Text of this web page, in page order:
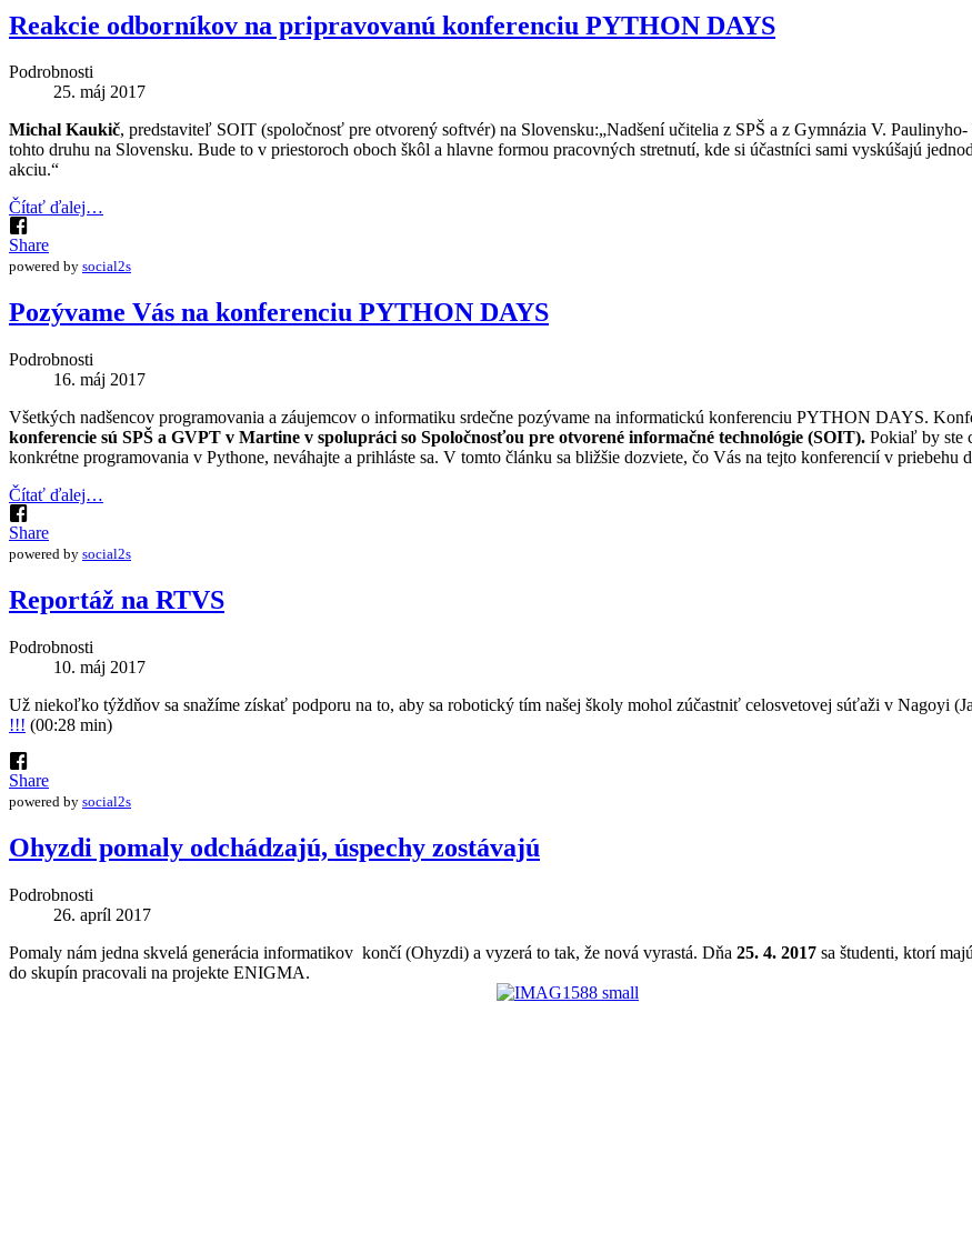
Reakcie odborníkov na pripravovanú konferenciu PYTHON DAYS
Podrobnosti
25. máj 2017
Michal Kaukič, predstaviteľ SOIT (spoločnosť pre otvorený softvér) na Slovensku:„Nadšení učitelia z SPŠ a z Gymnázia V.
tohto druhu na Slovensku. Bude to v priestoroch oboch škôl a hlavne formou pracovných stretnutí, kde si účastníci sami vyskúšajú
akciu.“
Čítať ďalej…
Share
powered by social2s
Pozývame Vás na konferenciu PYTHON DAYS
Podrobnosti
16. máj 2017
Všetkých nadšencov programovania a záujemcov o informatiku srdečne pozývame na informatickú konferenciu PYTHON DAYS.
konferencie sú SPŠ a GVPT v Martine v spolupráci so Spoločnosťou pre otvorené informačné technológie (SOIT). Pokiaľ by ste
konkrétne programovania v Pythone, neváhajte a prihláste sa. V tomto článku sa bližšie dozviete, čo Vás na tejto konferencií v priebehu
Čítať ďalej…
Share
powered by social2s
Reportáž na RTVS
Podrobnosti
10. máj 2017
Už niekoľko týždňov sa snažíme získať podporu na to, aby sa robotický tím našej školy mohol zúčastniť celosvetovej súťaži v Nagoyi
!!! (00:28 min)
Share
powered by social2s
Ohyzdi pomaly odchádzajú, úspechy zostávajú
Podrobnosti
26. apríl 2017
Pomaly nám jedna skvelá generácia informatikov končí (Ohyzdi) a vyzerá to tak, že nová vyrastá. Dňa 25. 4. 2017 sa študenti, ktorí
do skupín pracovali na projekte ENIGMA.